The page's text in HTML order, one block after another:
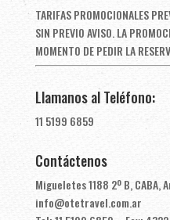
TARIFAS PROMOCIONALES
SIN PREVIO AVISO. LA
MOMENTO DE PEDIR LA
Llamanos al Teléfono:
11 5199 6859
Contáctenos
Migueletes 1188 2º B, CABA,
info@otetravel.com.ar